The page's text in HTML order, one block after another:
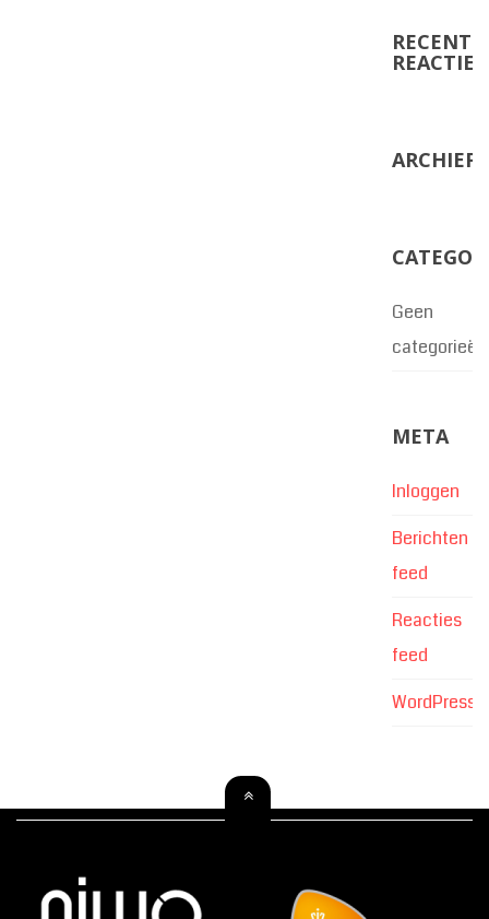
RECENTE
REACTIES
ARCHIEF
Geen
categorieën
META
Inloggen
Berichten
feed
Reacties
feed